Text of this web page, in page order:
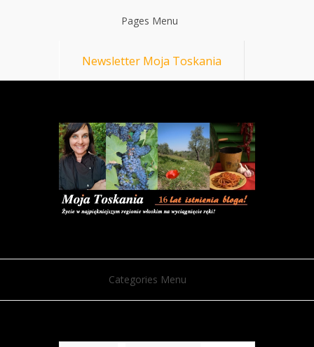
Pages Menu
Newsletter Moja Toskania
Categories Menu